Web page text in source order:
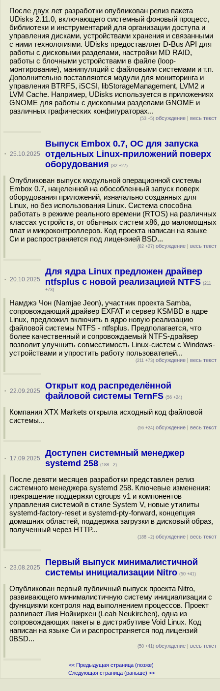
После двух лет разработки опубликован релиз пакета
UDisks 2.11.0, включающего системный фоновый процесс,
библиотеки и инструментарий для организации доступа и
управления дисками, устройствами хранения и связанными
с ними технологиями. UDisks предоставляет D-Bus API для
работы с дисковыми разделами, настройки MD RAID,
работы с блочными устройствами в файле (loop-
монтирование), манипуляций с файловыми системами и т.п.
Дополнительно поставляются модули для мониторинга и
управления BTRFS, iSCSI, libStorageManagement, LVM2 и
LVM Cache. Например, UDisks используется в приложениях
GNOME для работы с дисковыми разделами GNOME и
различных графических конфигураторах...
(53 +5) обсуждение | весь текст
· 25.10.2025
Выпуск Embox 0.7, ОС для запуска
отдельных Linux-приложений поверх
оборудования (82 +27)
Опубликован выпуск модульной операционной системы
Embox 0.7, нацеленной на обособленный запуск поверх
оборудования приложений, изначально созданных для
Linux, но без использования Linux. Система способна
работать в режиме реального времени (RTOS) на различных
классах устройств, от обычных систем x86, до маломощных
плат и микроконтроллеров. Код проекта написан на языке
Си и распространяется под лицензией BSD...
(82 +27) обсуждение | весь текст
· 20.10.2025
Для ядра Linux предложен драйвер
ntfsplus с новой реализацией NTFS (211
+73)
Намджэ Чон (Namjae Jeon), участник проекта Samba,
сопровождающий драйвер EXFAT и сервер KSMBD в ядре
Linux, предложил включить в ядро новую реализацию
файловой системы NTFS - ntfsplus. Предполагается, что
более качественный и сопровождаемый NTFS-драйвер
позволит улучшить совместимость Linux-систем с Windows-
устройствами и упростить работу пользователей...
(211 +73) обсуждение | весь текст
· 22.09.2025
Открыт код распределённой
файловой системы TernFS (56 +24)
Компания XTX Markets открыла исходный код файловой
системы...
(56 +24) обсуждение | весь текст
· 17.09.2025
Доступен системный менеджер
systemd 258 (188 –2)
После девяти месяцев разработки представлен релиз
системного менеджера systemd 258. Ключевые изменения:
прекращение поддержки cgroups v1 и компонентов
управления системой в стиле System V, новые утилиты
systemd-factory-reset и systemd-pty-forward, концепция
домашних областей, поддержка загрузки в дисковый образ,
полученный через HTTP...
(188 –2) обсуждение | весь текст
· 23.08.2025
Первый выпуск минималистичной
системы инициализации Nitro (50 +41)
Опубликован первый публичный выпуск проекта Nitro,
развивающего минималистичную систему инициализации c
функциями контроля над выполнением процессов. Проект
развивает Лия Нойкирхен (Leah Neukirchen), одна из
сопровождающих пакеты в дистрибутиве Void Linux. Код
написан на языке Си и распространяется под лицензий
0BSD...
(50 +41) обсуждение | весь текст
<< Предыдущая страница (позже)
Следующая страница (раньше) >>